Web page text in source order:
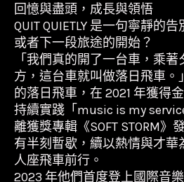
回憶與盡頭，成長與領悟
QUIT QUIETLY 是一句寧靜的告
或者下一段旅途的開始？
「我們真的開了一台車，乘
方，這台車就叫做落日飛車。
的落日飛車，在 2021 年獲得
持續實踐「music is my
離獲獎專輯《SOFT STORM》
有半刻暫歇，續以熱情與才華
人座飛車前行。
2023 年他們首度登上國際音